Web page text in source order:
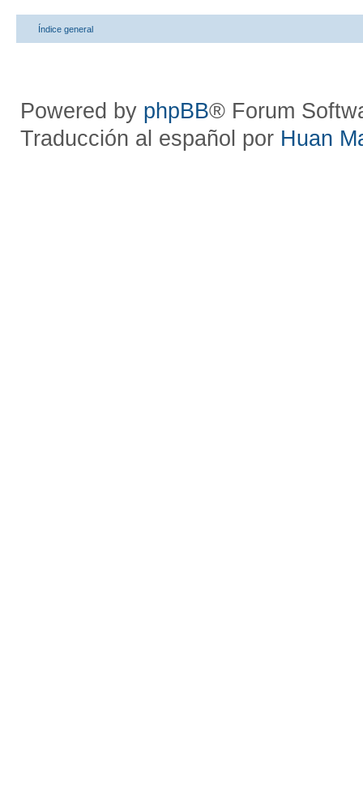
Índice general
Powered by phpBB® Forum
Traducción al español por Huan